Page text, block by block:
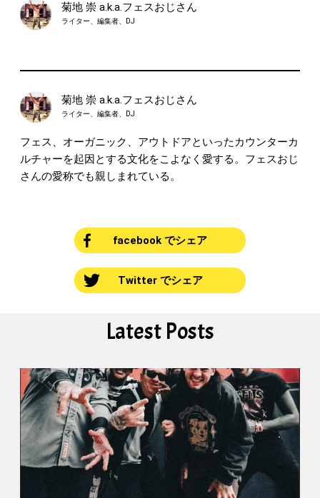
菊地 崇 a.k.a.フェスおじさん
ライター、編集者、DJ
菊地 崇 a.k.a.フェスおじさん
ライター、編集者、DJ
フェス、オーガニック、アウトドアといったカウンターカ
ルチャーを起因とする文化をこよなく愛する。フェスおじ
さんの愛称でも親しまれている。
facebook でシェア
Twitter でシェア
Latest Posts